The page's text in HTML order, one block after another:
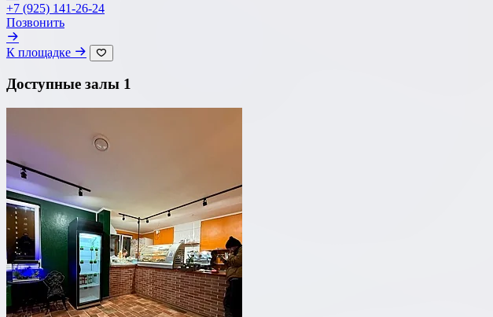
Ресторан
Лофт
до 150 чел
Бюджет на персону
—
Важные условия
+7 (925) 141-26-24
Позвонить
К площадке
Доступные залы 1